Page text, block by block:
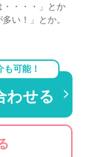
・・・」とか
い！」とか。
可能！
わせる